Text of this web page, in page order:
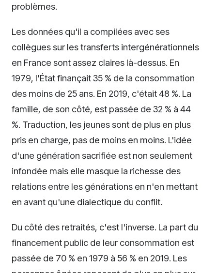
problèmes.
Les données qu'il a compilées avec ses
collègues sur les transferts intergénérationnels
en France sont assez claires là-dessus. En
1979, l'État finançait 35 % de la consommation
des moins de 25 ans. En 2019, c'était 48 %. La
famille, de son côté, est passée de 32 % à 44
%. Traduction, les jeunes sont de plus en plus
pris en charge, pas de moins en moins. L'idée
d'une génération sacrifiée est non seulement
infondée mais elle masque la richesse des
relations entre les générations en n'en mettant
en avant qu'une dialectique du conflit.
Du côté des retraités, c'est l'inverse. La part du
financement public de leur consommation est
passée de 70 % en 1979 à 56 % en 2019. Les